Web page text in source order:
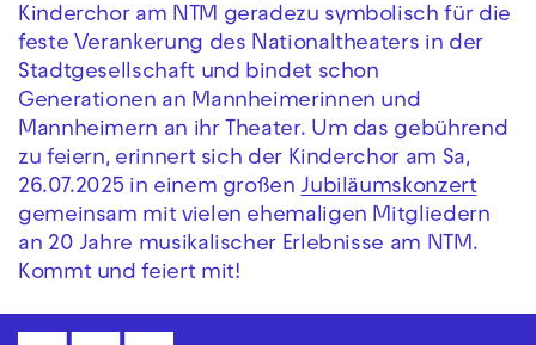
Kinderchor am NTM geradezu symbolisch für die
feste Verankerung des Nationaltheaters in der
Stadtgesellschaft und bindet schon
Generationen an Mannheimerinnen und
Mannheimern an ihr Theater. Um das gebührend
zu feiern, erinnert sich der Kinderchor am Sa,
26.07.2025 in einem großenJubiläumskonzert
gemeinsam mit vielen ehemaligen Mitgliedern
an 20 Jahre musikalischer Erlebnisse am NTM.
Kommt und feiert mit!